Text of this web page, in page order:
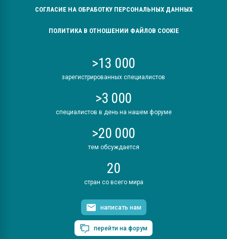
СОГЛАСИЕ НА ОБРАБОТКУ ПЕРСОНАЛЬНЫХ ДАННЫХ
ПОЛИТИКА В ОТНОШЕНИИ ФАЙЛОВ COOKIE
>13 000
зарегистрированных специалистов
>3 000
специалистов в день на нашем форуме
>20 000
тем обсуждается
20
стран со всего мира
написать нам
перейти на форум